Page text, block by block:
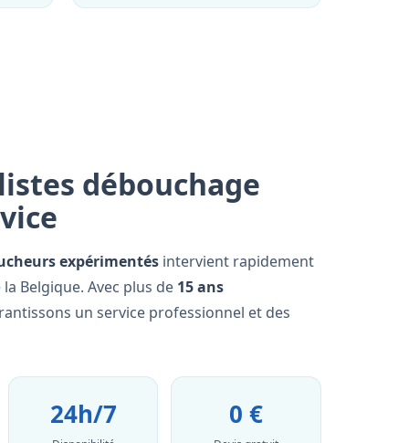
débouchage
expérimentés intervient rapidement
Belgique. Avec plus de 15 ans
un service professionnel et des
24h/7 0 €